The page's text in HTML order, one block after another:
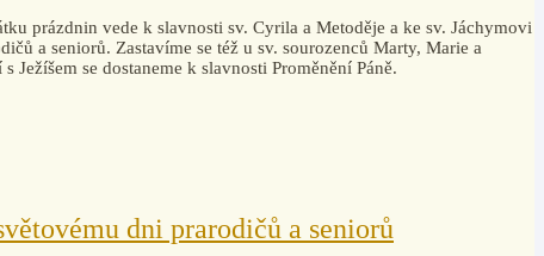
prázdnin vede k slavnosti sv. Cyrila a Metoděje a ke sv. Jáchymovi
a seniorů. Zastavíme se též u sv. sourozenců Marty, Marie a
Ježíšem se dostaneme k slavnosti Proměnění Páně.
dni prarodičů a seniorů